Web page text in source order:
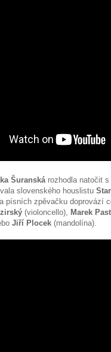
Šuranská rozhodla natočit
slovenského houslistu
písních zpěvačku doprovází
(violoncello), Marek
Jiří Plocek (mandolína).